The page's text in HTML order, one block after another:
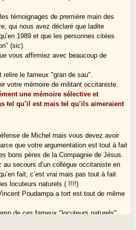
les témoignages de première main des
qui nous avez déclaré que ladite
1989 et que les personnes citées
(sic).
vous affirmiez avec beaucoup de
relire le fameux "gran de sau".
votre mémoire de militant occitaniste.
une mémoire sélective et
tel qu’il est mais tel qu’ils aimeraient
de Michel mais vous devez avoir
que votre argumentation est tout à fait
bons pères de la Compagnie de Jésus.
secours d’un collègue occitaniste en
fait, c’est vrai mais pas tout à fait
locuteurs naturels ( !!!!)
Poudampa a tort est tout de même
de ces fameux "locuteurs naturels"